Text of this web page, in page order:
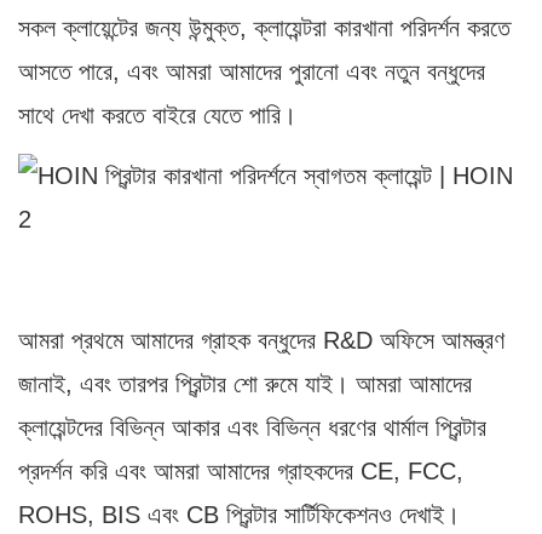
সকল ক্লায়েন্টের জন্য উন্মুক্ত, ক্লায়েন্টরা কারখানা পরিদর্শন করতে
আসতে পারে, এবং আমরা আমাদের পুরানো এবং নতুন বন্ধুদের
সাথে দেখা করতে বাইরে যেতে পারি।
আমরা প্রথমে আমাদের গ্রাহক বন্ধুদের R&D অফিসে আমন্ত্রণ
জানাই, এবং তারপর প্রিন্টার শো রুমে যাই। আমরা আমাদের
ক্লায়েন্টদের বিভিন্ন আকার এবং বিভিন্ন ধরণের থার্মাল প্রিন্টার
প্রদর্শন করি এবং আমরা আমাদের গ্রাহকদের CE, FCC,
ROHS, BIS এবং CB প্রিন্টার সার্টিফিকেশনও দেখাই।